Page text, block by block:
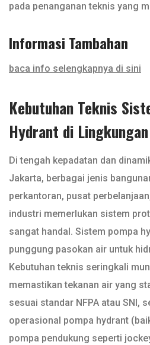
pada penanganan teknis yang
Informasi Tambahan
baca info selengkapnya di sini
Kebutuhan Teknis
Hydrant di
Di tengah kepadatan dan
Jakarta, berbagai jenis
perkantoran, pusat
industri memerlukan sistem
sangat handal. Sistem pompa
punggung pasokan air untuk
Kebutuhan teknis seringkali
memastikan tekanan air yang
sesuai standar NFPA atau SNI,
operasional pompa hydrant
pompa pendukung seperti